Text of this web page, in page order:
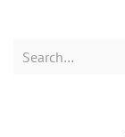
Search